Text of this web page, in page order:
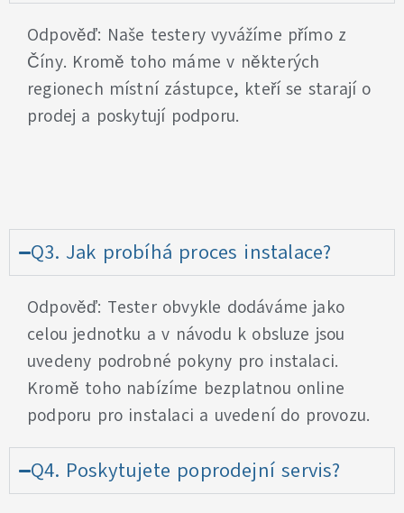
Odpověď: Naše testery vyvážíme přímo z
Číny. Kromě toho máme v některých
regionech místní zástupce, kteří se starají o
prodej a poskytují podporu.
Q3. Jak probíhá proces instalace?
Odpověď: Tester obvykle dodáváme jako
celou jednotku a v návodu k obsluze jsou
uvedeny podrobné pokyny pro instalaci.
Kromě toho nabízíme bezplatnou online
podporu pro instalaci a uvedení do provozu.
Q4. Poskytujete poprodejní servis?